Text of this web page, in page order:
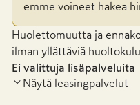
emme voineet hakea
Huolettomuutta ja
ilman yllättäviä
Ei valittuja lisäpalveluita
Näytä leasingpalvelut